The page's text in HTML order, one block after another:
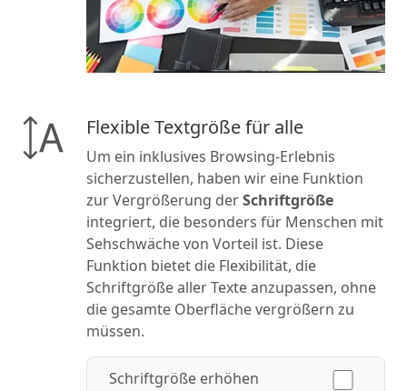
Flexible Textgröße für alle
Um ein inklusives Browsing-Erlebnis
sicherzustellen, haben wir eine Funktion
zur Vergrößerung derSchriftgröße
integriert, die besonders für Menschen mit
Sehschwäche von Vorteil ist. Diese
Funktion bietet die Flexibilität, die
Schriftgröße aller Texte anzupassen, ohne
die gesamte Oberfläche vergrößern zu
müssen.
Schriftgröße erhöhen